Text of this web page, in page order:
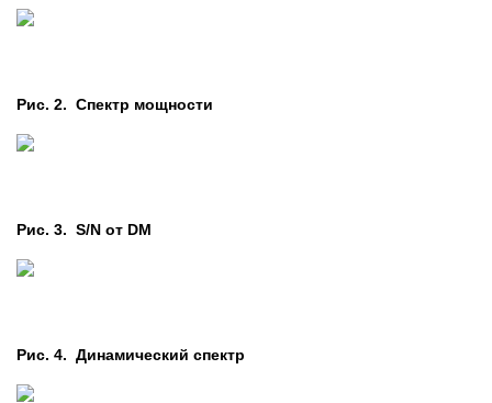
Рис. 2. Cпектр мощности
Рис. 3. S/N от DM
Рис. 4. Динамический спектр